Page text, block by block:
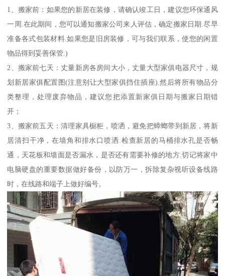
1、搬家前：如果您的新居在装修，请确认竣工日，建议您环保通风
一周.在此期间，您可以通知搬家公司来人评估，确定搬家日期.尽早
准备各式包装材料.如果您是旧房装修，可与我们联系，使您的闲置
物品得到妥善保管.)
2、搬家前七天：丈量新房各房间大小，丈量大型家俱电器尺寸，规
划新居家俱配置图(注意别让大型家俱挡住插座).然后将所有物品分
类整理，处理废弃物品，建议您把添置新家俱日期与搬家日期错
开；
3、搬家前五天：清理家具橱柜，喷洒，避免把蟑螂带到新居，将新
居清扫干净，在墙角和排水口喷洒.检查新居的马桶排水孔是否畅
通，天花板和墙面是否漏水，是否还有需要补修的地方.切记将家中
电脑硬盘的重要数据做好备份，以防万一，拆除复杂视听设备线路
时，在线路和端子上做好编号。